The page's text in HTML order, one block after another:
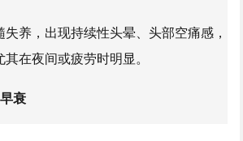
养，出现持续性头晕、头部空痛感，
在夜间或疲劳时明显。
衰